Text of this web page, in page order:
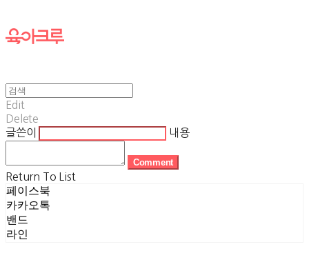
Edit
Delete
글쓴이
내용
Comment
Return To List
페이스북
카카오톡
밴드
라인